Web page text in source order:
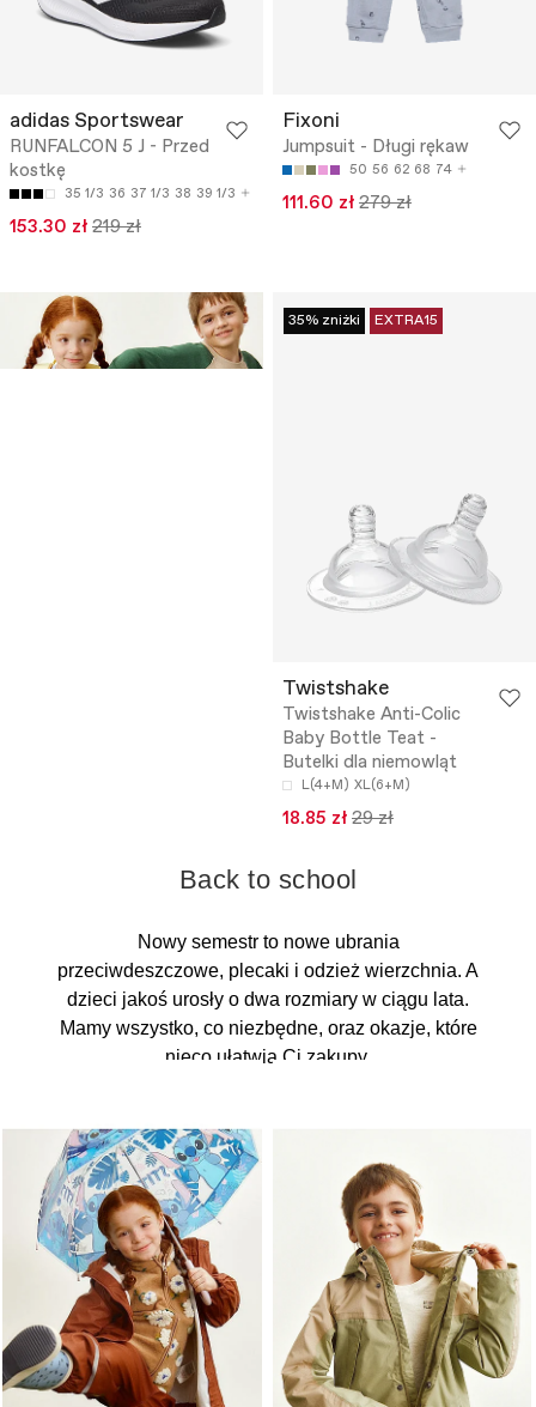
adidas Sportswear
RUNFALCON 5 J - Przed
kostkę
35 1/3 36 37 1/3 38 39 1/3
153.30 zł 219 zł
Fixoni
Jumpsuit - Długi rękaw
50 56 62 68 74
111.60 zł 279 zł
35% zniżki EXTRA15
Twistshake
Twistshake Anti-Colic
Baby Bottle Teat -
Butelki dla niemowląt
L(4+M) XL(6+M)
18.85 zł 29 zł
Back to school
Nowy semestr to nowe ubrania
przeciwdeszczowe, plecaki i odzież wierzchnia. A
dzieci jakoś urosły o dwa rozmiary w ciągu lata.
Mamy wszystko, co niezbędne, oraz okazje, które
nieco ułatwią Ci zakupy.